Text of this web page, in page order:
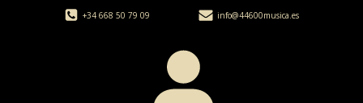
+34 668 50 79 09 info@44600musica.es